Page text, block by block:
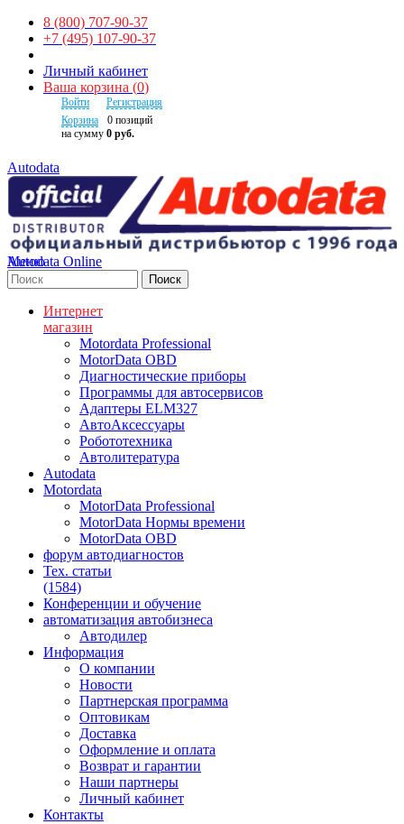
8 (800) 707-90-37
+7 (495) 107-90-37
Личный кабинет
Ваша корзина (0)
Войти
Регистрация
Корзина
0 позиций
на сумму 0 руб.
Autodata
Autodata Online
Меню
Поиск
Интернет
магазин
Motordata Professional
MotorData OBD
Диагностические приборы
Программы для автосервисов
Адаптеры ELM327
АвтоАксессуары
Робототехника
Автолитература
Autodata
Motordata
MotorData Professional
MotorData Нормы времени
MotorData OBD
форум автодиагностов
Тех. статьи
(1584)
Конференции и обучение
автоматизация автобизнеса
Автодилер
Информация
О компании
Новости
Партнерская программа
Оптовикам
Доставка
Оформление и оплата
Возврат и гарантии
Наши партнеры
Личный кабинет
Контакты